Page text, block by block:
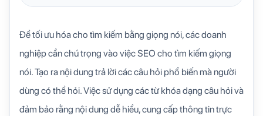
Để tối ưu hóa cho tìm kiếm bằng giọng nói, các doanh
nghiệp cần chú trọng vào việc SEO cho tìm kiếm giọng
nói. Tạo ra nội dung trả lời các câu hỏi phổ biến mà người
dùng có thể hỏi. Việc sử dụng các từ khóa dạng câu hỏi và
đảm bảo rằng nội dung dễ hiểu, cung cấp thông tin trực